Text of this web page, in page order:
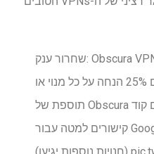
כדי לחגוג, אנו מציעים 25% הנחה על כל מנוי או
קישורים למטה עבור Google Play או Obtainium